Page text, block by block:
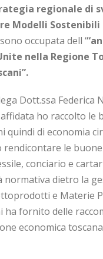
regionale di
Modelli Sostenibili
occupata dell ‘
nella Regione
Dott.ssa Federica
ho raccolto le
di economia
le
conciario e
normativa dietro la
e Materie
ha fornito delle
economica